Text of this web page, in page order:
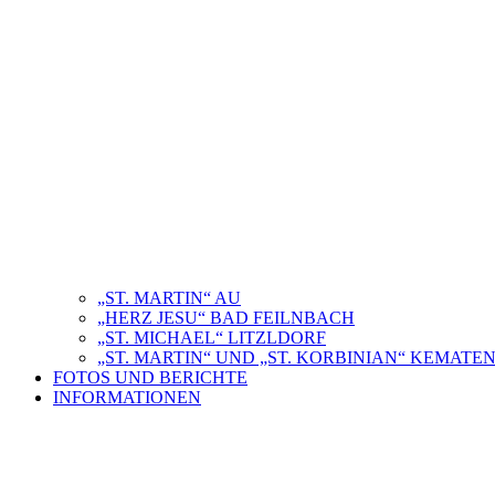
„ST. MARTIN“ AU
„HERZ JESU“ BAD FEILNBACH
„ST. MICHAEL“ LITZLDORF
„ST. MARTIN“ UND „ST. KORBINIAN“
FOTOS UND BERICHTE
INFORMATIONEN